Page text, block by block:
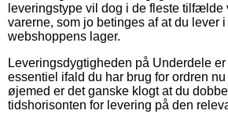
leveringstype vil dog i de fleste
varerne, som jo betinges af at du lever
webshoppens lager.
Leveringsdygtigheden på Underdele
essentiel ifald du har brug for ordren
øjemed er det ganske klogt at du
tidshorisonten for levering på den